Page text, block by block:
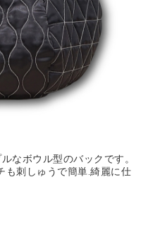
なボウル型のバックです。
も刺しゅうで簡単.綺麗に仕